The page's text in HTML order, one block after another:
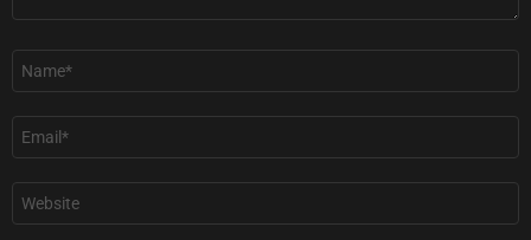
Όνομα
Email
Ιστότοπος